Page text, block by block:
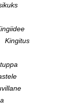
Kingitus